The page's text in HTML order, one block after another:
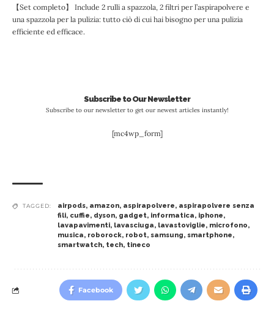
【Set completo】 Include 2 rulli a spazzola, 2 filtri per l’aspirapolvere e
una spazzola per la pulizia: tutto ciò di cui hai bisogno per una pulizia
efficiente ed efficace.
Subscribe to Our Newsletter
Subscribe to our newsletter to get our newest articles instantly!
[mc4wp_form]
TAGGED: airpods, amazon, aspirapolvere, aspirapolvere senza
fili, cuffie, dyson, gadget, informatica, iphone,
lavapavimenti, lavasciuga, lavastoviglie, microfono,
musica, roborock, robot, samsung, smartphone,
smartwatch, tech, tineco
Facebook